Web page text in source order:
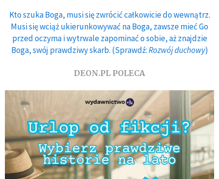
Kto szuka Boga, musi się zwrócić całkowicie do wewnątrz.
Musi się wciąż ukierunkowywać na Boga, zawsze mieć Go
przed oczyma i wytrwale zapominać o sobie, aż znajdzie
Boga, swój prawdziwy skarb. (Sprawdź:Rozwój duchowy)
DEON.PL POLECA